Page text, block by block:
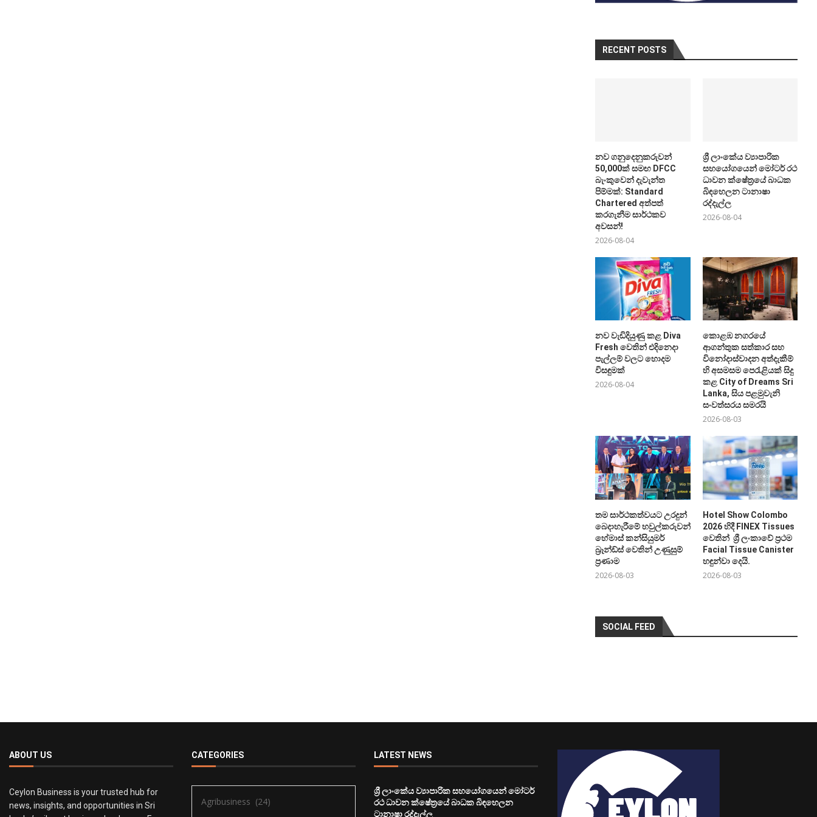
RECENT POSTS
නව ගනුදෙනුකරුවන්
50,000ක් සමඟ DFCC
බැංකුවෙන් දැවැන්ත
පිම්මක්: Standard
Chartered අත්පත්
කරගැනීම සාර්ථකව
අවසන්!
2026-08-04
ශ්‍රී ලාංකේය ව්‍යාපාරික
සහයෝගයෙන් මෝටර් රථ
ධාවන ක්ෂේත්‍රයේ බාධක
බිඳහෙලන ටානාෂා
රද්දැල්ල
2026-08-04
නව වැඩිදියුණු කළ Diva
Fresh වෙතින් එදිනෙදා
පැල්ලම් වලට හොදම
විසඳුමක්
2026-08-04
කොළඹ නගරයේ
ආගන්තුක සත්කාර සහ
විනෝදාස්වාදන අත්දැකීම්
හි අසමසම පෙරැළියක් සිදු
කළ City of Dreams Sri
Lanka, සිය පළමුවැනි
සංවත්සරය සමරයි
2026-08-03
තම සාර්ථකත්වයට උරදුන්
බෙදාහැරීමේ හවුල්කරුවන්ට
හේමාස් කන්සියුමර්
බ්‍රෑන්ඩ්ස් වෙතින් උණුසුම්
ප්‍රණාම
2026-08-03
Hotel Show Colombo
2026 හිදී FINEX Tissues
වෙතින් ශ්‍රී ලංකාවේ ප්‍රථම
Facial Tissue Canister
හඳුන්වා දෙයි.
2026-08-03
SOCIAL FEED
ABOUT US
Ceylon Business is your trusted hub for
news, insights, and opportunities in Sri
CATEGORIES LATEST NEWS
ශ්‍රී ලාංකේය ව්‍යාපාරික සහයෝගයෙන් මෝටර්
රථ ධාවන ක්ෂේත්‍රයේ බාධක බිඳහෙලන
ටානාෂා රද්දැල්ල